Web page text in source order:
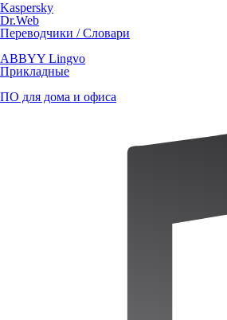
Kaspersky
Dr.Web
Переводчики / Словари
ABBYY Lingvo
Прикладные
ПО для дома и офиса